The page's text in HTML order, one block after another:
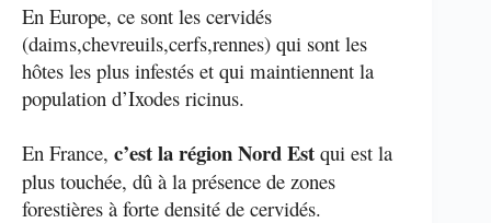
En Europe, ce sont les cervidés
(daims,chevreuils,cerfs,rennes) qui sont les
hôtes les plus infestés et qui maintiennent la
population d’Ixodes ricinus.
En France, c’est la région Nord Est qui est la
plus touchée, dû à la présence de zones
forestières à forte densité de cervidés.